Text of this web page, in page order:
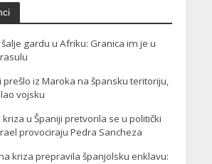
gardu u Afriku: Granica im je u
prešlo iz Maroka na špansku teritoriju,
vojsku
u Španiji pretvorila se u politički
provociraju Pedra Sancheza
kriza prepravila španjolsku enklavu: